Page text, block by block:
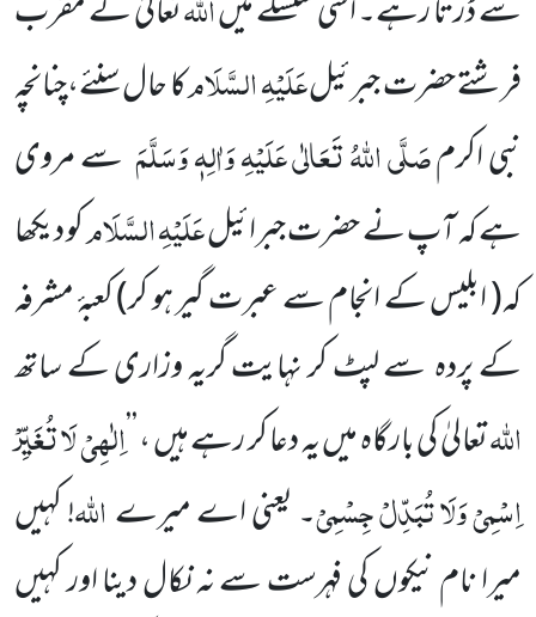
سے ڈرتا رہے۔ اسی سلسلے میں تعالیٰ کے مقرب
فرشتے حضرت جبرئیلعَلَیْہِ السَّلَامکا حال سنئے،چنانچہ
نبی اکرمصَلَّی اللّٰہُ تَعَالٰی عَلَیْہِ وَاٰلِہٖ وَسَلَّمَ سے مروی
ہے کہ آپ نے حضرت جبرائیلعَلَیْہِ السَّلَامکو دیکھا
کہ( ابلیس کے انجام سے عبرت گیر ہو کر)کعبۂ مشرفہ
کے پردہ سے لپٹ کر نہایت گریہ وزاری کے ساتھ
اللّٰہتعالیٰ کی بارگاہ میں یہ دعا کر رہے ہیں ، ’’اِلٰھِیْ لَا تُغَیِّرْ
اِسْمِیْ وَلَا تُبَدِّلْ جِسْمِیْ۔ یعنی اے میرےاللّٰہ! کہیں
میرا نام نیکوں کی فہرست سے نہ نکال دینا اور کہیں